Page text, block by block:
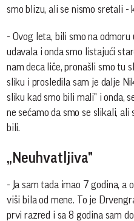
smo blizu, ali se nismo sretali -
- Ovog leta, bili smo na
udavala i onda smo listajući
nam deca liče, pronašli smo tu
sliku i prosledila sam je dalje
sliku kad smo bili mali" i onda,
ne sećamo da smo se slikali,
bili.
„Neuhvatljiva"
- Ja sam tada imao 7 godina, a
viši bila od mene. To je
prvi razred i sa 8 godina sam